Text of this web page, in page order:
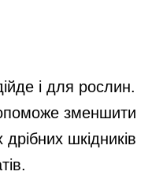
і для рослин.
зменшити
шкідників